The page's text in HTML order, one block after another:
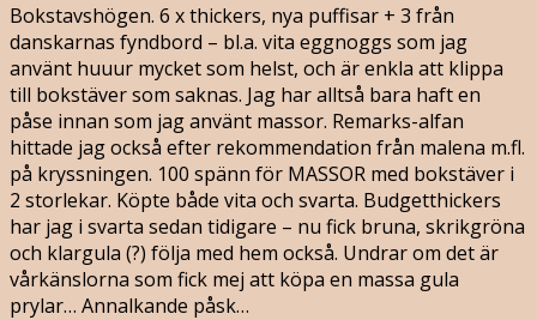
Bokstavshögen. 6 x thickers, nya puffisar + 3 från
danskarnas fyndbord – bl.a. vita eggnoggs som jag
använt huuur mycket som helst, och är enkla att klippa
till bokstäver som saknas. Jag har alltså bara haft en
påse innan som jag använt massor. Remarks-alfan
hittade jag också efter rekommendation från malena m.fl.
på kryssningen. 100 spänn för MASSOR med bokstäver i
2 storlekar. Köpte både vita och svarta. Budgetthickers
har jag i svarta sedan tidigare – nu fick bruna, skrikgröna
och klargula (?) följa med hem också. Undrar om det är
vårkänslorna som fick mej att köpa en massa gula
prylar… Annalkande påsk…